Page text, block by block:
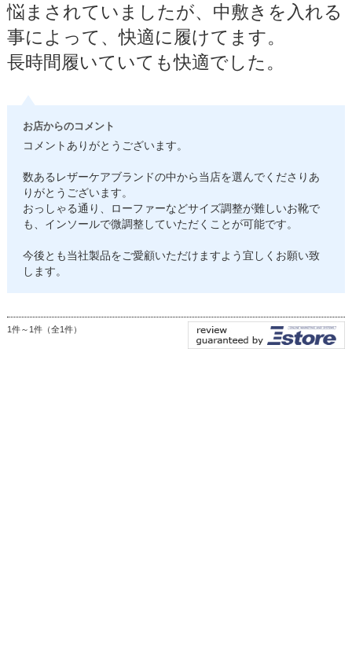
悩まされていましたが、中敷きを入れる
事によって、快適に履けてます。
長時間履いていても快適でした。
お店からのコメント
コメントありがとうございます。
数あるレザーケアブランドの中から当店を選んでくださりあ
りがとうございます。
おっしゃる通り、ローファーなどサイズ調整が難しいお靴で
も、インソールで微調整していただくことが可能です。
今後とも当社製品をご愛顧いただけますよう宜しくお願い致
します。
1件～1件（全1件）